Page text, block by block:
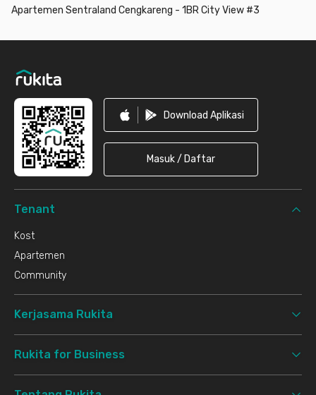
Apartemen Sentraland Cengkareng - 1BR City View #3
Download Aplikasi
Masuk / Daftar
Tenant
Kost
Apartemen
Community
Kerjasama Rukita
Rukita for Business